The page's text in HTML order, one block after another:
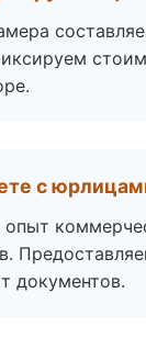
с
опыт
документов.